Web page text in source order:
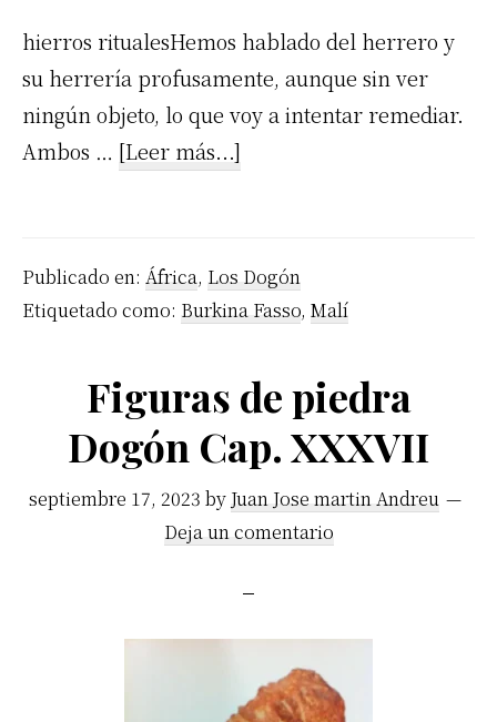
hierros ritualesHemos hablado del herrero y
su herrería profusamente, aunque sin ver
ningún objeto, lo que voy a intentar remediar.
Ambos … [Leer más...]
rituales
de
Dogón
Cap.
XXVIII
Publicado en: África, Los Dogón
Etiquetado como: Burkina Fasso, Malí
Figuras de piedra
Dogón Cap. XXXVII
septiembre 17, 2023 by Juan Jose martin Andreu
Deja un comentario